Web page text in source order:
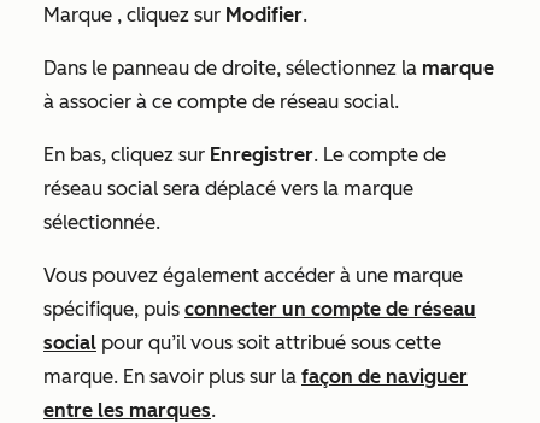
Marque , cliquez sur Modifier.
Dans le panneau de droite, sélectionnez la marque
à associer à ce compte de réseau social.
En bas, cliquez sur Enregistrer. Le compte de
réseau social sera déplacé vers la marque
sélectionnée.
Vous pouvez également accéder à une marque
spécifique, puis connecter un compte de réseau
social pour qu’il vous soit attribué sous cette
marque. En savoir plus sur la façon de naviguer
entre les marques.